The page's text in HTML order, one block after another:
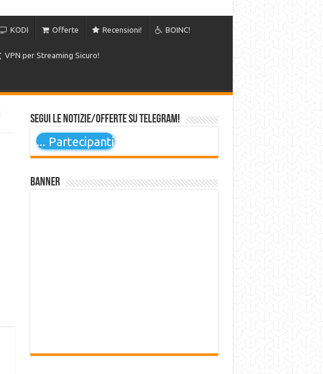
KODI Offerte Recensioni! BOINC!
VPN per Streaming Sicuro!
Segui le notizie/offerte su Telegram!
... Partecipanti
Banner